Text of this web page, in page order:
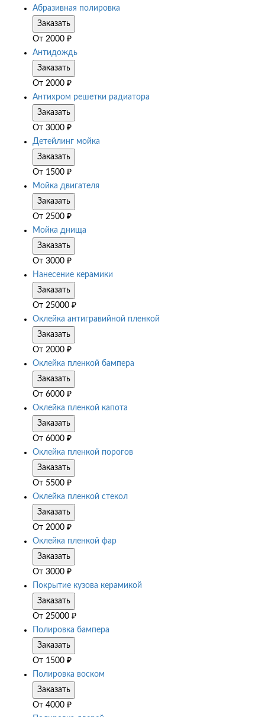
Абразивная полировка
Заказать
От 2000 ₽
Антидождь
Заказать
От 2000 ₽
Антихром решетки радиатора
Заказать
От 3000 ₽
Детейлинг мойка
Заказать
От 1500 ₽
Мойка двигателя
Заказать
От 2500 ₽
Мойка днища
Заказать
От 3000 ₽
Нанесение керамики
Заказать
От 25000 ₽
Оклейка антигравийной пленкой
Заказать
От 2000 ₽
Оклейка пленкой бампера
Заказать
От 6000 ₽
Оклейка пленкой капота
Заказать
От 6000 ₽
Оклейка пленкой порогов
Заказать
От 5500 ₽
Оклейка пленкой стекол
Заказать
От 2000 ₽
Оклейка пленкой фар
Заказать
От 3000 ₽
Покрытие кузова керамикой
Заказать
От 25000 ₽
Полировка бампера
Заказать
От 1500 ₽
Полировка воском
Заказать
От 4000 ₽